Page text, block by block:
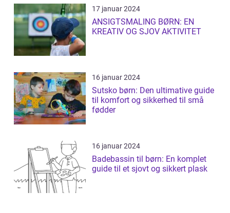
17 januar 2024
ANSIGTSMALING BØRN: EN
KREATIV OG SJOV AKTIVITET
16 januar 2024
Sutsko børn: Den ultimative guide
til komfort og sikkerhed til små
fødder
16 januar 2024
Badebassin til børn: En komplet
guide til et sjovt og sikkert plask